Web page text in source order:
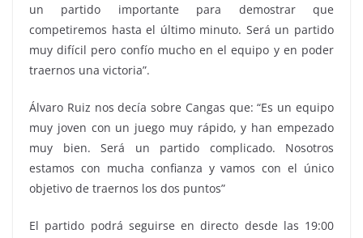
un partido importante para demostrar que
competiremos hasta el último minuto. Será un partido
muy difícil pero confío mucho en el equipo y en poder
traernos una victoria”.
Álvaro Ruiz nos decía sobre Cangas que: “Es un equipo
muy joven con un juego muy rápido, y han empezado
muy bien. Será un partido complicado. Nosotros
estamos con mucha confianza y vamos con el único
objetivo de traernos los dos puntos”
El partido podrá seguirse en directo desde las 19:00